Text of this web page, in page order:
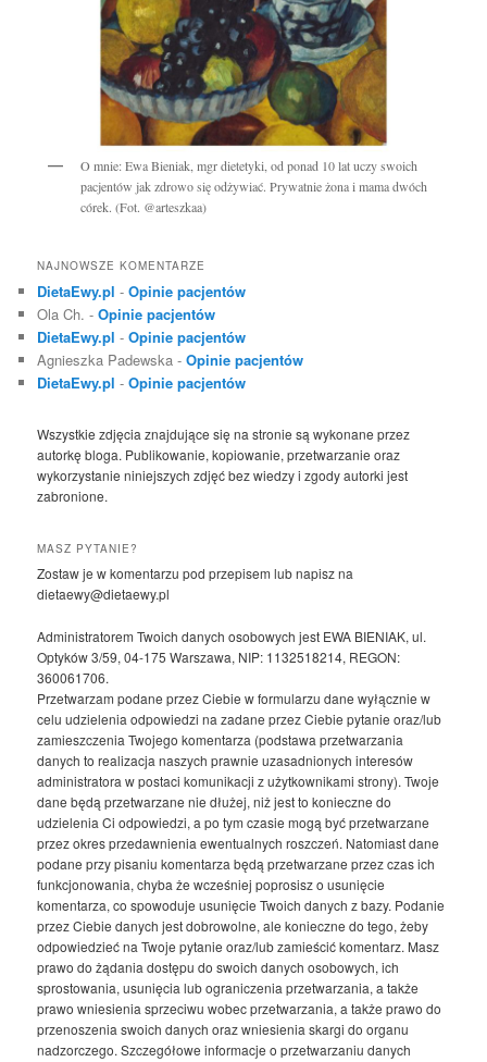
O mnie: Ewa Bieniak, mgr dietetyki, od ponad 10 lat uczy swoich
pacjentów jak zdrowo się odżywiać. Prywatnie żona i mama dwóch
córek. (Fot. @arteszkaa)
NAJNOWSZE KOMENTARZE
DietaEwy.pl -Opinie pacjentów
Ola Ch. -Opinie pacjentów
DietaEwy.pl -Opinie pacjentów
Agnieszka Padewska -Opinie pacjentów
DietaEwy.pl -Opinie pacjentów
Wszystkie zdjęcia znajdujące się na stronie są wykonane przez
autorkę bloga. Publikowanie, kopiowanie, przetwarzanie oraz
wykorzystanie niniejszych zdjęć bez wiedzy i zgody autorki jest
zabronione.
MASZ PYTANIE?
Zostaw je w komentarzu pod przepisem lub napisz na
dietaewy@dietaewy.pl
Administratorem Twoich danych osobowych jest EWA BIENIAK, ul.
Optyków 3/59, 04-175 Warszawa, NIP: 1132518214, REGON:
360061706.
Przetwarzam podane przez Ciebie w formularzu dane wyłącznie w
celu udzielenia odpowiedzi na zadane przez Ciebie pytanie oraz/lub
zamieszczenia Twojego komentarza (podstawa przetwarzania
danych to realizacja naszych prawnie uzasadnionych interesów
administratora w postaci komunikacji z użytkownikami strony). Twoje
dane będą przetwarzane nie dłużej, niż jest to konieczne do
udzielenia Ci odpowiedzi, a po tym czasie mogą być przetwarzane
przez okres przedawnienia ewentualnych roszczeń. Natomiast dane
podane przy pisaniu komentarza będą przetwarzane przez czas ich
funkcjonowania, chyba że wcześniej poprosisz o usunięcie
komentarza, co spowoduje usunięcie Twoich danych z bazy. Podanie
przez Ciebie danych jest dobrowolne, ale konieczne do tego, żeby
odpowiedzieć na Twoje pytanie oraz/lub zamieścić komentarz. Masz
prawo do żądania dostępu do swoich danych osobowych, ich
sprostowania, usunięcia lub ograniczenia przetwarzania, a także
prawo wniesienia sprzeciwu wobec przetwarzania, a także prawo do
przenoszenia swoich danych oraz wniesienia skargi do organu
nadzorczego. Szczegółowe informacje o przetwarzaniu danych